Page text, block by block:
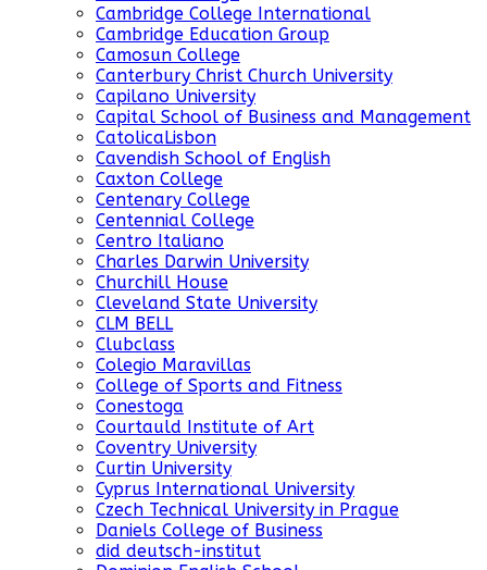
Cambridge College International
Cambridge Education Group
Camosun College
Canterbury Christ Church University
Capilano University
Capital School of Business and Management
CatolicaLisbon
Cavendish School of English
Caxton College
Centenary College
Centennial College
Centro Italiano
Charles Darwin University
Churchill House
Cleveland State University
CLM BELL
Clubclass
Colegio Maravillas
College of Sports and Fitness
Conestoga
Courtauld Institute of Art
Coventry University
Curtin University
Cyprus International University
Czech Technical University in Prague
Daniels College of Business
did deutsch-institut